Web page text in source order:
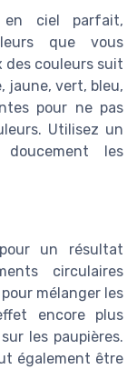
en ciel parfait,
que vous
des couleurs suit
jaune, vert, bleu,
pour ne pas
Utilisez un
les
un résultat
circulaires
mélanger les
encore plus
les paupières.
également être